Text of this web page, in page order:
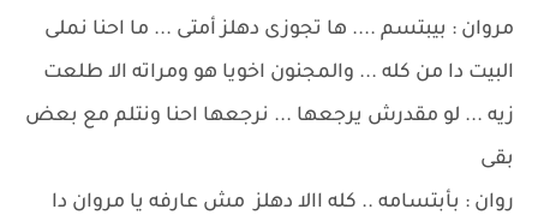
مروان : بيبتسم .... ها تجوزى دهلز أمتى ... ما احنا نملى
البيت دا من كله ... والمجنون اخويا هو ومراته الا طلعت
زيه ... لو مقدرش يرجعها ... نرجعها احنا ونتلم مع بعض
بقى
روان : بأبتسامه .. كله االا دهلز مش عارفه يا مروان دا